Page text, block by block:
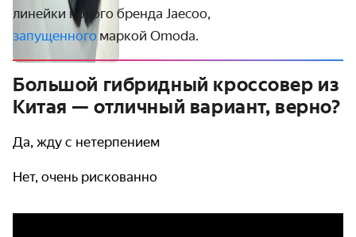
линейки нового бренда Jaecoo,
запущенногомаркой Omoda.
Большой гибридный кроссовер из
Китая — отличный вариант, верно?
Да, жду с нетерпением
Нет, очень рискованно